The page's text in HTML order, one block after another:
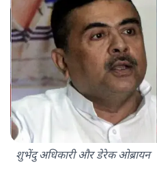
शुभेंदु अधिकारी और डेरेक ओब्रायन